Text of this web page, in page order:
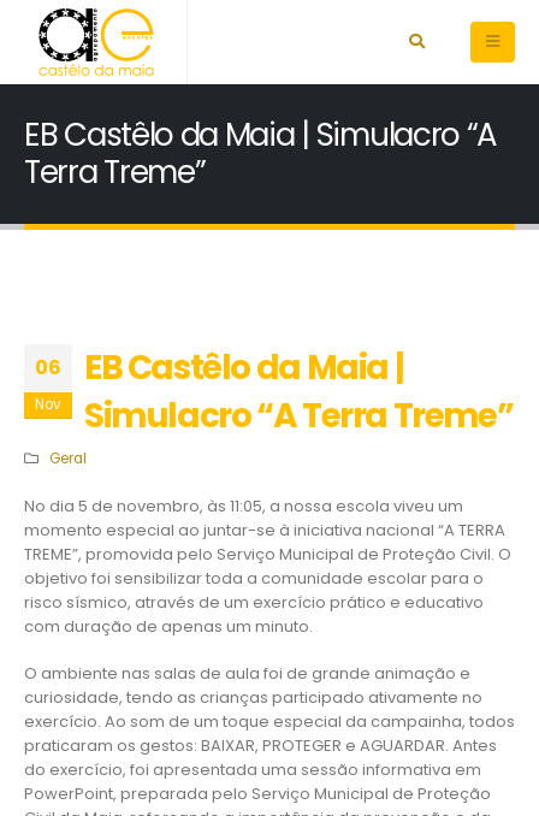
EB Castêlo da Maia | Simulacro “A
Terra Treme”
06
Nov
EB Castêlo da Maia |
Simulacro “A Terra Treme”
Geral
No dia 5 de novembro, às 11:05, a nossa escola viveu um
momento especial ao juntar-se à iniciativa nacional “A TERRA
TREME”, promovida pelo Serviço Municipal de Proteção Civil. O
objetivo foi sensibilizar toda a comunidade escolar para o
risco sísmico, através de um exercício prático e educativo
com duração de apenas um minuto.
O ambiente nas salas de aula foi de grande animação e
curiosidade, tendo as crianças participado ativamente no
exercício. Ao som de um toque especial da campainha, todos
praticaram os gestos: BAIXAR, PROTEGER e AGUARDAR. Antes
do exercício, foi apresentada uma sessão informativa em
PowerPoint, preparada pelo Serviço Municipal de Proteção